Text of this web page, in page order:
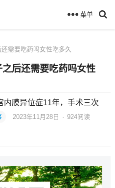
菜单
需要吃药吗女性吃多久
后还需要吃药吗女性
内膜异位症11年，手术三次
2023年11月28日 · 924阅读